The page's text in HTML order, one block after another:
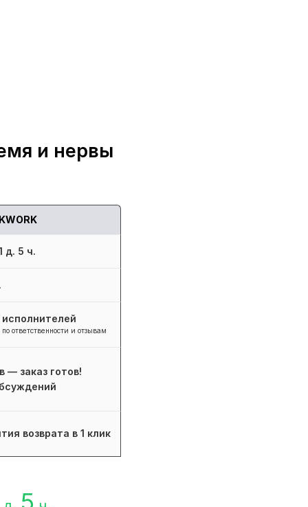
и нервы
д. 5 ч.
ответственности и отзывам
— заказ готов!
возврата в 1 клик